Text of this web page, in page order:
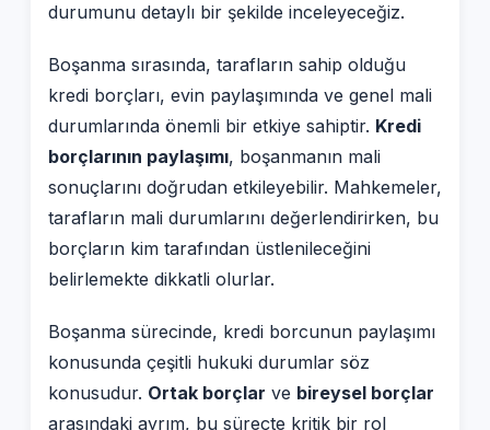
durumunu detaylı bir şekilde inceleyeceğiz.
Boşanma sırasında, tarafların sahip olduğu
kredi borçları, evin paylaşımında ve genel mali
durumlarında önemli bir etkiye sahiptir. Kredi
borçlarının paylaşımı, boşanmanın mali
sonuçlarını doğrudan etkileyebilir. Mahkemeler,
tarafların mali durumlarını değerlendirirken, bu
borçların kim tarafından üstlenileceğini
belirlemekte dikkatli olurlar.
Boşanma sürecinde, kredi borcunun paylaşımı
konusunda çeşitli hukuki durumlar söz
konusudur. Ortak borçlar ve bireysel borçlar
arasındaki ayrım, bu süreçte kritik bir rol